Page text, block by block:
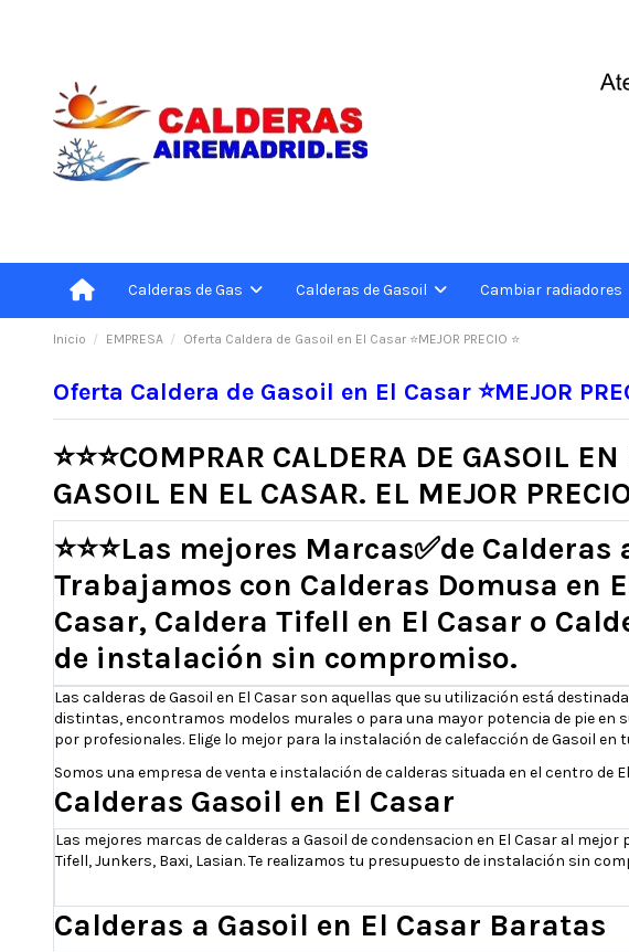
Calderas de Gas Calderas de Gasoil Cambiar radiadores
Inicio EMPRESA Oferta Caldera de Gasoil en El Casar ⭐MEJOR PRECIO ⭐
Oferta Caldera de Gasoil en El Casar ⭐MEJOR
⭐⭐⭐COMPRAR CALDERA DE GASOIL
GASOIL EN EL CASAR. EL MEJOR
⭐⭐⭐Las mejores Marcas✅de Calderas
Trabajamos con Calderas Domusa en
Casar, Caldera Tifell en El Casar o
de instalación sin compromiso.
Las calderas de Gasoil en El Casar son aquellas que su utilización está
distintas, encontramos modelos murales o para una mayor potencia de pie en
por profesionales. Elige lo mejor para la instalación de calefacción de Gasoil en
Somos una empresa de venta e instalación de calderas situada en el centro de
Calderas Gasoil en El Casar
Las mejores marcas de calderas a Gasoil de condensacion en El Casar al
Tifell, Junkers, Baxi, Lasian. Te realizamos tu presupuesto de instalación sin
Calderas a Gasoil en El Casar Baratas